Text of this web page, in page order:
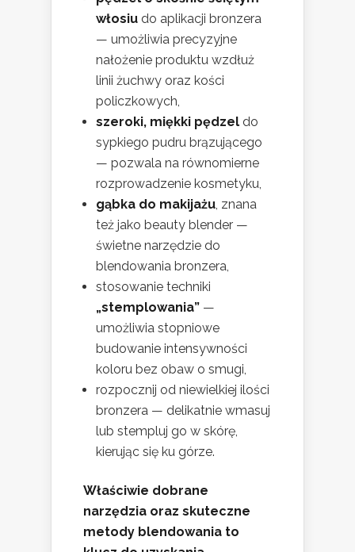
włosiu do aplikacji bronzera
— umożliwia precyzyjne
nałożenie produktu wzdłuż
linii żuchwy oraz kości
policzkowych,
szeroki, miękki pędzel do
sypkiego pudru brązującego
— pozwala na równomierne
rozprowadzenie kosmetyku,
gąbka do makijażu, znana
też jako beauty blender —
świetne narzędzie do
blendowania bronzera,
stosowanie techniki
„stemplowania” —
umożliwia stopniowe
budowanie intensywności
koloru bez obaw o smugi,
rozpocznij od niewielkiej ilości
bronzera — delikatnie wmasuj
lub stempluj go w skórę,
kierując się ku górze.
Właściwie dobrane
narzędzia oraz skuteczne
metody blendowania to